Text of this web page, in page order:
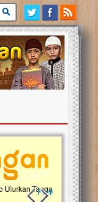
Previous slide
Next slide